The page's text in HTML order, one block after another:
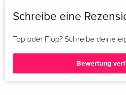
Schreibe eine
Top oder Flop? Schreibe deine
Bewertung